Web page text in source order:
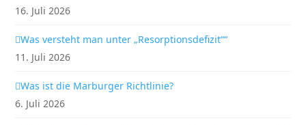
16. Juli 2026
Was versteht man unter „Resorptionsdefizit““
11. Juli 2026
Was ist die Marburger Richtlinie?
6. Juli 2026